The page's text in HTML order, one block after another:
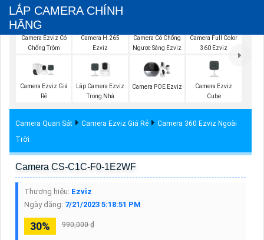
LẮP CAMERA CHÍNH
HÃNG
Camera Ezviz Có
Chống Trộm
Camera H.265
Ezviz
Camera Có Chống
Ngược Sáng Ezviz
Camera Full Color
360 Ezviz
Camera Ezviz Giá
Rẻ
Lắp Camera Ezviz
Trong Nhà
Camera POE Ezviz
Camera Ezviz
Cube
Camera Quan Sát Camera Ezviz Giá Rẻ
Camera 360 Ezviz Ngoài
Trời
Camera CS-C1C-F0-1E2WF
Thương hiệu: Ezviz
Ngày đăng: 7/21/2023 5:18:51 PM
30% 990,000 ₫